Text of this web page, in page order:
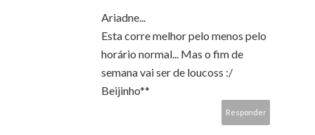
Ariadne...
Esta corre melhor pelo menos pelo
horário normal... Mas o fim de
semana vai ser de loucoss :/
Beijinho**
Responder